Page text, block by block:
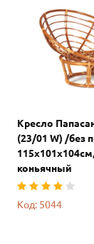
Кресло
(23/01 W) /без
115х101х104см,
коньячный
Код: 5044